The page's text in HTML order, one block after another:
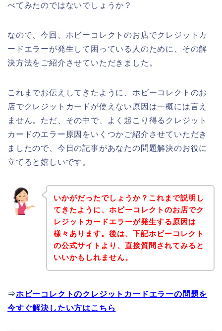
べてみたのではないでしょうか？
なので、今回、ホビーコレクトのお店でクレジットカ
ードエラーが発生して困っている人のために、その解
決方法をご紹介させていただきました。
これまでお伝えしてきたように、ホビーコレクトのお
店でクレジットカードが使えない原因は一概には言え
ません。ただ、その中で、よく起こり得るクレジット
カードのエラー原因をいくつかご紹介させていただき
ましたので、今日の記事があなたの問題解決のお役に
立てると嬉しいです。
いかがだったでしょうか？これまで説明し
てきたように、ホビーコレクトのお店でク
レジットカードエラーが発生する原因は
様々あります。後は、下記ホビーコレクト
の公式サイトより、直接質問されてみると
いいかもしれません。
⇒ホビーコレクトのクレジットカードエラーの問題を
今すぐ解決したい方はこちら